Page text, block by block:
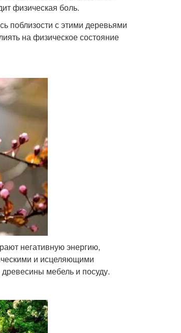
физическая боль.
поблизости с этими деревьями
на физическое состояние
негативную энергию,
и исцеляющими
мебель и посуду.